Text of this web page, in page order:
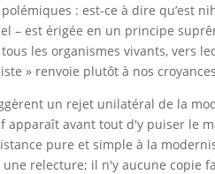
: est-ce à dire qu’est
– est érigée en un principe
les organismes vivants, vers
» renvoie plutôt à nos
un rejet unilatéral de la
avant tout d'y puiser le
pure et simple à la
relecture; il n'y aucune copie